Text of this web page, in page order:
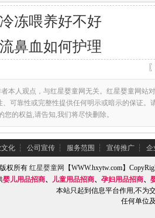
冻喂养好不好
鼻血如何护理
本人观点，与红星婴童网无关。红星婴童网站
、可靠性或完整性提供任何明示或暗示的保证。
的权益,请告知,我们将尽快删除。
化 ┆ 公司宣传 ┆ 服务范围 ┆ 宣传推广 ┆ 企
版权所有红星婴童网
【WWW.hxytw.com】
婴儿用品招商、 儿童用品招商、 孕妇用品招商、
本站只起到信息平台作用,不为
任何单位